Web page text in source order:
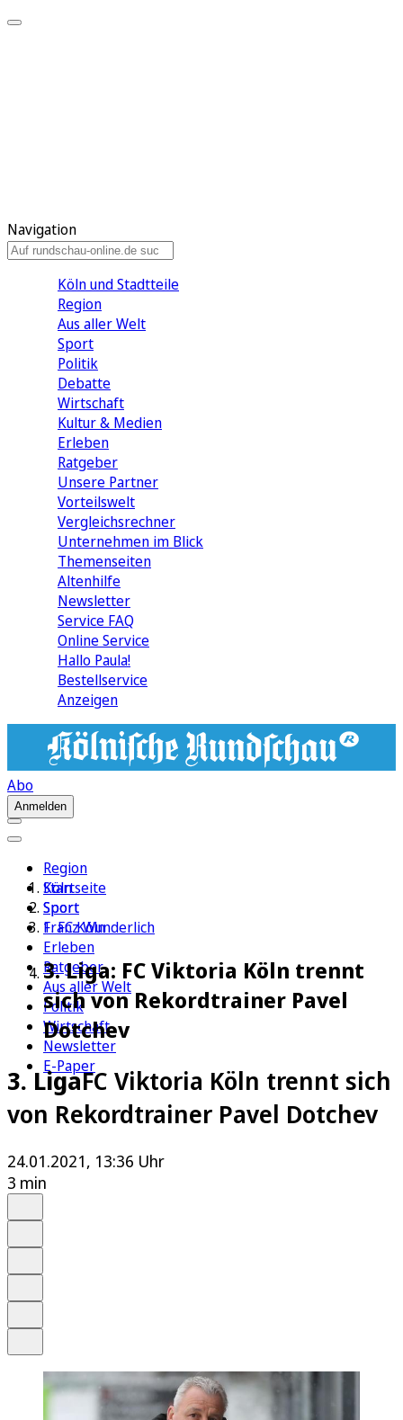
Navigation
Köln und Stadtteile
Region
Aus aller Welt
Sport
Politik
Debatte
Wirtschaft
Kultur & Medien
Erleben
Ratgeber
Unsere Partner
Vorteilswelt
Vergleichsrechner
Unternehmen im Blick
Themenseiten
Altenhilfe
Newsletter
Service FAQ
Online Service
Hallo Paula!
Bestellservice
Anzeigen
Abo
Anmelden
Region
Köln
Sport
1. FC Köln
Erleben
Ratgeber
Aus aller Welt
Politik
Wirtschaft
Newsletter
E-Paper
Startseite
Sport
Franz Wunderlich
3. Liga: FC Viktoria Köln trennt
sich von Rekordtrainer Pavel
Dotchev
3. LigaFC Viktoria Köln trennt sich
von Rekordtrainer Pavel Dotchev
24.01.2021, 13:36 Uhr
3 min